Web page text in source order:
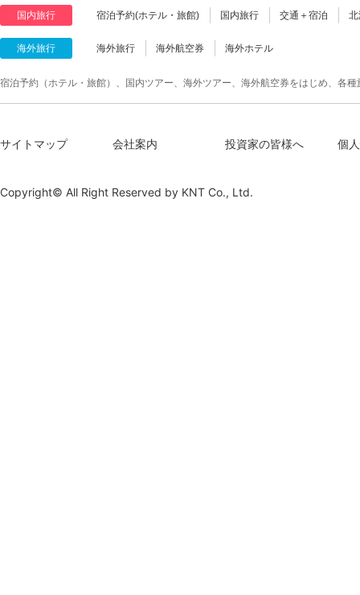
国内旅行 宿泊予約(ホテル・旅館) 国内旅行 交通＋宿泊
海外旅行 海外旅行 海外航空券 海外ホテル
宿泊予約（ホテル・旅館）、国内ツアー、海外ツアー、海外航空券をはじめ、各
サイトマップ 会社案内 投資家の皆様へ 個
Copyright© All Right Reserved by KNT Co., Ltd.